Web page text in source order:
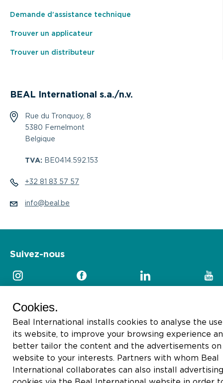
Demande d’assistance technique
Trouver un applicateur
Trouver un distributeur
BEAL International s.a./n.v.
Rue du Tronquoy, 8
5380 Fernelmont
Belgique
TVA: BE0414.592.153
+32 81 83 57 57
info@beal.be
Suivez-nous
2026 © Beal International SA
Cookies.
Beal International installs cookies to analyse the
its website, to improve your browsing experience
better tailor the content and the advertisements on
website to your interests. Partners with whom Beal
International collaborates can also install advertising